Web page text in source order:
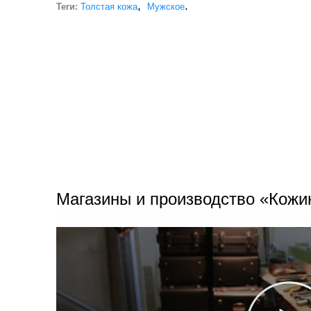
Теги: Толстая кожа, Мужское.
Магазины и производство